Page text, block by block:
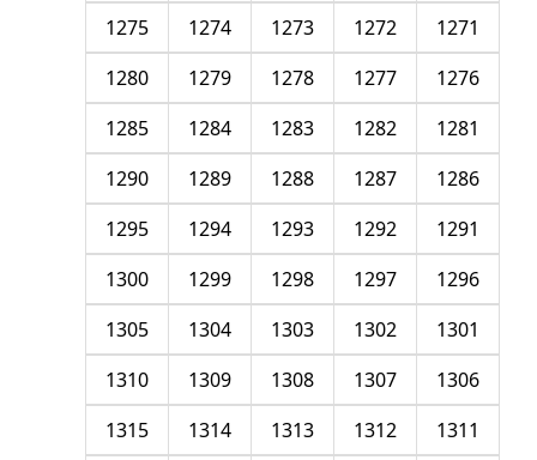
1271
1272
1273
1274
1275
1276
1277
1278
1279
1280
1281
1282
1283
1284
1285
1286
1287
1288
1289
1290
1291
1292
1293
1294
1295
1296
1297
1298
1299
1300
1301
1302
1303
1304
1305
1306
1307
1308
1309
1310
1311
1312
1313
1314
1315